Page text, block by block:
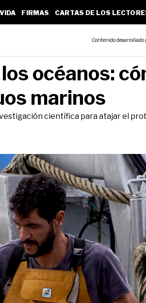
FIRMAS CARTAS DE LOS
Contenido desarrollado
océanos:
marinos
científica para atajar el